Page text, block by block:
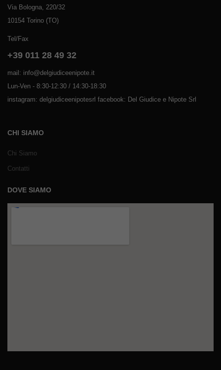
Via Bologna, 220/32
10154 Torino (TO)
Tel/Fax
+39 011 28 49 32
mail: info@delgiudiceenipote.it
Lun-Ven - 8:30-12:30 / 14:30-18:30
instagram: delgiudiceenipotesrl facebook: Del Giudice e Nipote Srl
CHI SIAMO
Chi Siamo
Contatti
DOVE SIAMO